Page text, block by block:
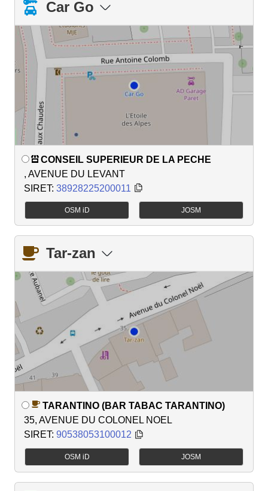
Car Go
CONSEIL SUPERIEUR DE LA PECHE
, AVENUE DU LEVANT
SIRET: 38928225200011
OSM iD JOSM
Tar-zan
TARANTINO (BAR TABAC TARANTINO)
35, AVENUE DU COLONEL NOEL
SIRET: 90538053100012
OSM iD JOSM